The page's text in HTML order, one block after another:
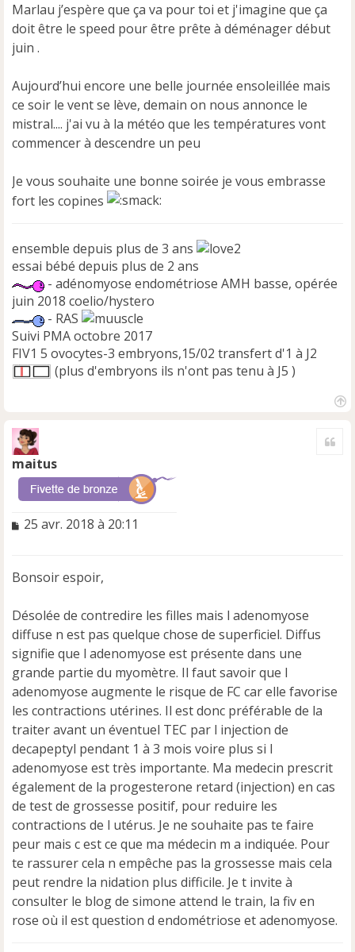
Marlau j’espère que ça va pour toi et j'imagine que ça
doit être le speed pour être prête à déménager début
juin .
Aujourd’hui encore une belle journée ensoleillée mais
ce soir le vent se lève, demain on nous annonce le
mistral.... j'ai vu à la météo que les températures vont
commencer à descendre un peu
Je vous souhaite une bonne soirée je vous embrasse
fort les copines
ensemble depuis plus de 3 ans
essai bébé depuis plus de 2 ans
- adénomyose endométriose AMH basse, opérée
juin 2018 coelio/hystero
- RAS
Suivi PMA octobre 2017
FIV1 5 ovocytes-3 embryons,15/02 transfert d'1 à J2
(plus d'embryons ils n'ont pas tenu à J5 )
maitus
M
a
e
n
o
n
l
u
25 avr. 2018 à 20:11
Bonsoir espoir,
Désolée de contredire les filles mais l adenomyose
diffuse n est pas quelque chose de superficiel. Diffus
signifie que l adenomyose est présente dans une
grande partie du myomètre. Il faut savoir que l
adenomyose augmente le risque de FC car elle favorise
les contractions utérines. Il est donc préférable de la
traiter avant un éventuel TEC par l injection de
decapeptyl pendant 1 à 3 mois voire plus si l
adenomyose est très importante. Ma medecin prescrit
également de la progesterone retard (injection) en cas
de test de grossesse positif, pour reduire les
contractions de l utérus. Je ne souhaite pas te faire
peur mais c est ce que ma médecin m a indiquée. Pour
te rassurer cela n empêche pas la grossesse mais cela
peut rendre la nidation plus difficile. Je t invite à
consulter le blog de simone attend le train, la fiv en
rose où il est question d endométriose et adenomyose.